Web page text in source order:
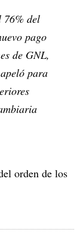
76% del
pago
de GNL,
para
orden de los